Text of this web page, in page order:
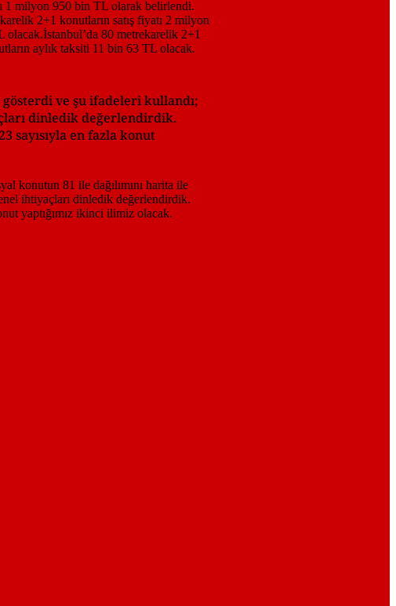
ve şu ifadeleri kullandı;
dinledik değerlendirdik.
sayısıyla en fazla konut